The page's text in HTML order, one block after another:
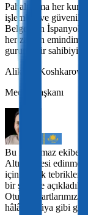
Pahalı, ama her
işlemleri ve güvenilir
Belgelerin İspanyol
her zaman emindim.
gururlu bir sahibiyim.
Alikhan Koshkarov
Medya başkanı
Bu inanılmaz ekibe,
Altın Vizesi edinme
için büyük tebrikler!
bir şekilde
Oturma kartlarımızı
hâlâ bir rüya gibi